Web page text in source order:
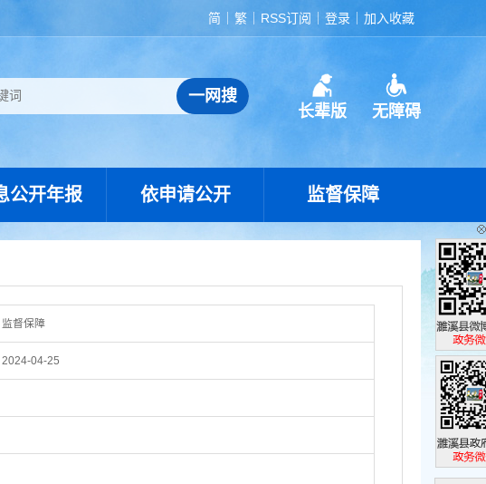
简 繁 RSS订阅 登录 加入收藏
长辈版 无障碍
公开年报 依申请公开 监督保障
监督保障
2024-04-25
濉溪县政
政务微博
濉溪县政